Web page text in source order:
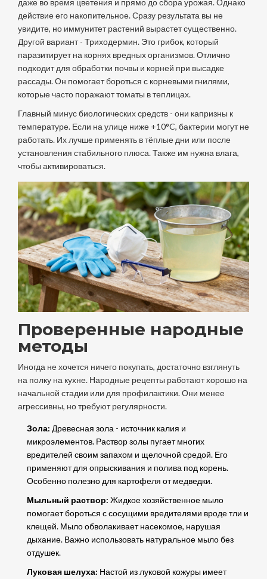
даже во время цветения и прямо до сбора урожая. Однако
действие его накопительное. Сразу результата вы не
увидите, но иммунитет растений вырастет существенно.
Другой вариант - Триходермин. Это грибок, который
паразитирует на корнях вредных организмов. Отлично
подходит для обработки почвы и корней при высадке
рассады. Он помогает бороться с корневыми гнилями,
которые часто поражают томаты в теплицах.
Главный минус биологических средств - они капризны к
температуре. Если на улице ниже +10°C, бактерии могут не
работать. Их лучше применять в тёплые дни или после
установления стабильного плюса. Также им нужна влага,
чтобы активироваться.
Проверенные народные
методы
Иногда не хочется ничего покупать, достаточно взглянуть
на полку на кухне. Народные рецепты работают хорошо на
начальной стадии или для профилактики. Они менее
агрессивны, но требуют регулярности.
Зола: Древесная зола - источник калия и
микроэлементов. Раствор золы пугает многих
вредителей своим запахом и щелочной средой. Его
применяют для опрыскивания и полива под корень.
Особенно полезно для картофеля от медведки.
Мыльный раствор: Жидкое хозяйственное мыло
помогает бороться с сосущими вредителями вроде тли и
клещей. Мыло обволакивает насекомое, нарушая
дыхание. Важно использовать натуральное мыло без
отдушек.
Луковая шелуха: Настой из луковой кожуры имеет